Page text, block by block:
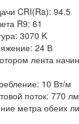
CRI(Ra): 94.5
R9: 61
3070 K
24 В
лента
10 Вт/м
поток: 770
метра обеих